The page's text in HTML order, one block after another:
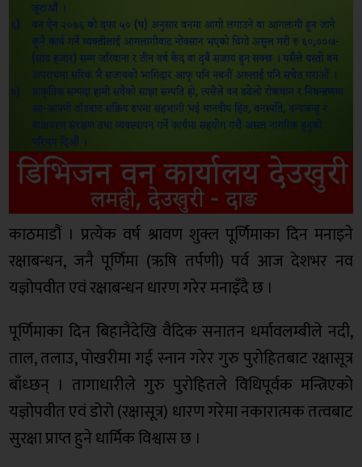
काठमाडौं । प्रत्येक वर्ष श्रावण शुक्ल पूर्णिमाका दिन मनाइने
रक्षाबन्धन, जनै पूर्णिमा (ऋषि तर्पणी) पर्व आज देशभर नव
यज्ञोपवीत एवं रक्षाबन्धन धारण गरेर मनाइँदै छ ।
पूर्णिमाका दिन बिहानैदेखि वैदिक सनातन धर्मावलम्बीले नदी,
ताल, तलाउ, पोखरीमा गई स्नान गरेर गुरु पुरोहितबाट रक्षासूत्र
बाँध्छन् । तागाधारीले गुरु पुरोहितले विधिपूर्वक मन्त्रिएको
यज्ञोपवीत एवं डोरो (रक्षासूत्र) धारण गरेमा नकारात्मक तत्वबाट
सुरक्षा प्राप्त हुने धार्मिक विश्वास छ ।